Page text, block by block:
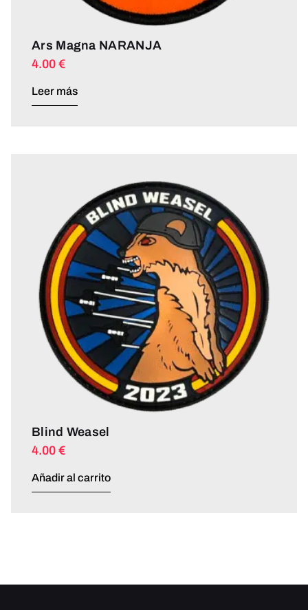
Ars Magna NARANJA
4.00 €
Leer más
Blind Weasel
4.00 €
Añadir al carrito